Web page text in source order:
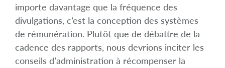
importe davantage que la fréquence des
divulgations, c’est la conception des systèmes
de rémunération. Plutôt que de débattre de la
cadence des rapports, nous devrions inciter les
conseils d’administration à récompenser la